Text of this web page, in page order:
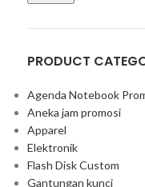
PRODUCT
Agenda Notebook
Aneka jam promosi
Apparel
Elektronik
Flash Disk Custom
Gantungan kunci